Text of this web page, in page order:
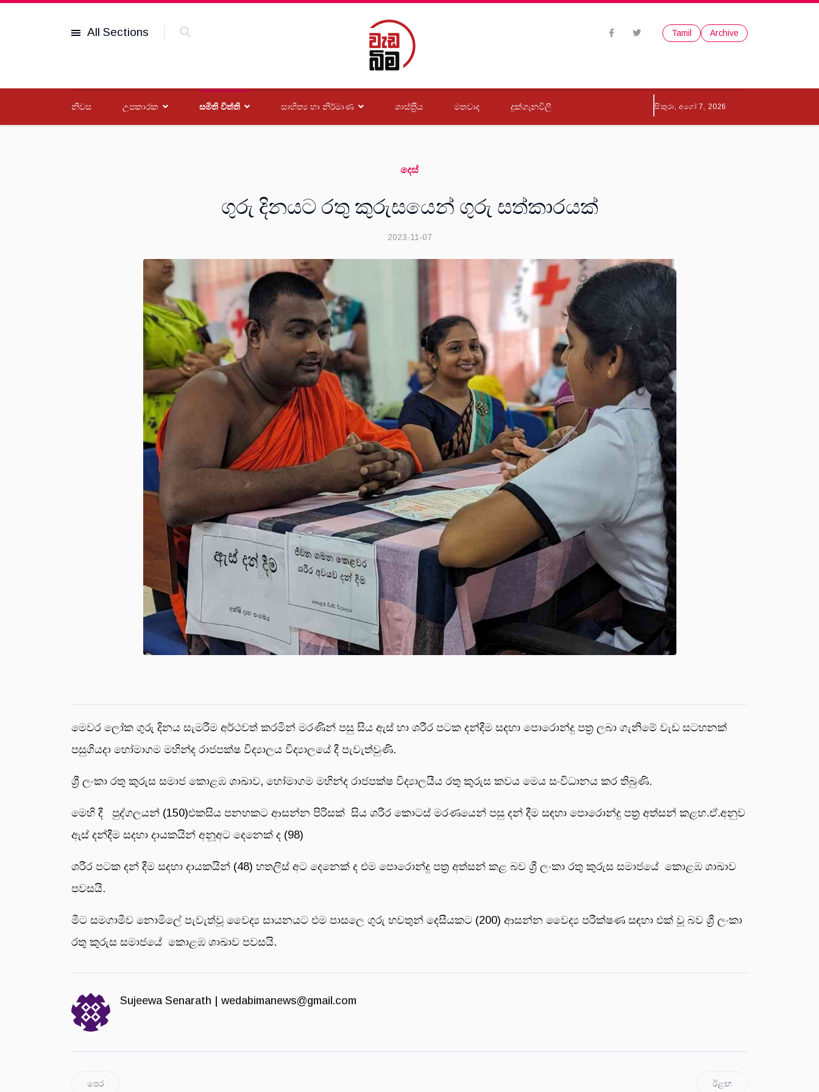
All Sections Tamil Archive
නිවස උපකාරක සමිති විත්ති සාහිත්‍ය හා නිර්මාණ ශාස්ත‍්‍රීය මතවාද දුක්ගැනවිලි සිකුරා, අගෝ 7, 2026
දෙස්
ගුරු දිනයට රතු කුරුසයෙන් ගුරු සත්කාරයක්
2023-11-07
මෙවර ලෝක ගුරු දිනය සැමරීම අ‍ර්ථවත් කරමින් මරණින් පසු සිය ඇස් හා ශරීර පටක දන්දීම සදහා පොරොන්දු පත්‍ර ලබා ගැනිමේ වැඩ සටහනක්
පසුගියදා හෝමාගම මහින්ද රාජපක්ෂ විද්‍යාලය විද්‍යාලයේ දී පැවැත්වුණි.
ශ්‍රී ලංකා රතු කුරුස සමාජ කොළඹ ශාඛාව, හෝමාගම මහින්ද රාජපක්ෂ විද්‍යාලයීය රතු කුරුස කවය මෙය සංවිධානය කර තිබුණි.
මෙහි දී පුද්ගලයන් (150)එකසිය පනහකට ආසන්න පිරිසක් සිය ශරීර කොටස් මරණයෙන් පසු දන් දීම සඳහා පොරොන්දු පත්‍ර අත්සන් කළහ.ඒ.අනුව
ඇස් දන්දීම සදහා දායකයින් අනූඅට දෙනෙක් ද (98)
ශරීර පටක දන් දීම සදහා දායකයින් (48) හතලිස් අට දෙනෙක් ද එම පොරොන්දු පත්‍ර අත්සන් කළ බව ශ්‍රී ලංකා රතු කුරුස සමාජයේ කොළඹ ශාඛාව
පවසයි.
මීට සමගාමීව නොමිලේ පැවැත්වූ වෛද්‍ය සායනයට එම පාසලෙ ගුරු භවතුන් දෙසීයකට (200) ආසන්න වෛද්‍ය පරීක්ෂණ සඳහා එක් වූ බව ශ්‍රී ලංකා
රතු කුරුස සමාජයේ කොළඹ ශාඛාව පවසයි.
Sujeewa Senarath | wedabimanews@gmail.com
පෙර ඊළඟ